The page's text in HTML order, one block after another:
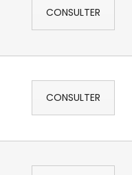
CONSULTER
CONSULTER